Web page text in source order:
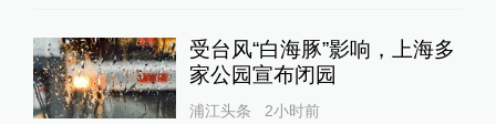
受台风“白海豚”影响，上海多
家公园宣布闭园
浦江头条 2小时前